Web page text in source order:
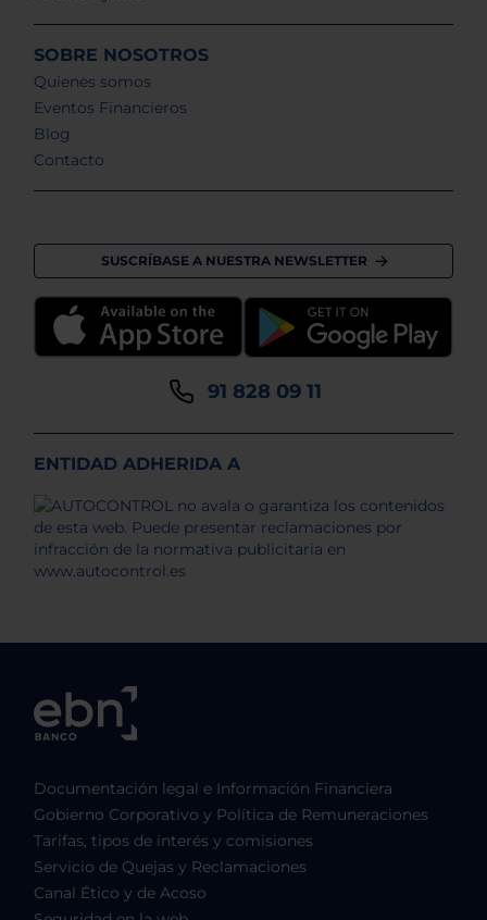
SOBRE NOSOTROS
Quienes somos
Eventos Financieros
Blog
Contacto
SUSCRÍBASE A NUESTRA NEWSLETTER
91 828 09 11
ENTIDAD ADHERIDA A
Documentación legal e Información Financiera
Gobierno Corporativo y Política de Remuneraciones
Tarifas, tipos de interés y comisiones
Servicio de Quejas y Reclamaciones
Canal Ético y de Acoso